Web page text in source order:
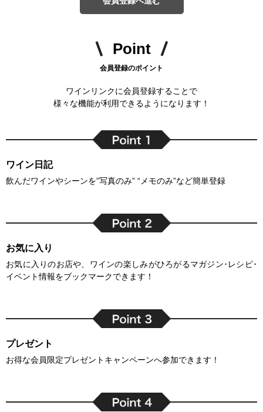
Point
会員登録のポイント
ワインリンクに会員登録することで
様々な機能が利用できるようになります！
ワイン日記
飲んだワインやシーンを”写真のみ” “メモのみ”など簡単登録
お気に入り
お気に入りのお店や、ワインの楽しみがひろがるマガジン･レシピ･
イベント情報をブックマークできます！
プレゼント
お得な会員限定プレゼントキャンペーンへ参加できます！